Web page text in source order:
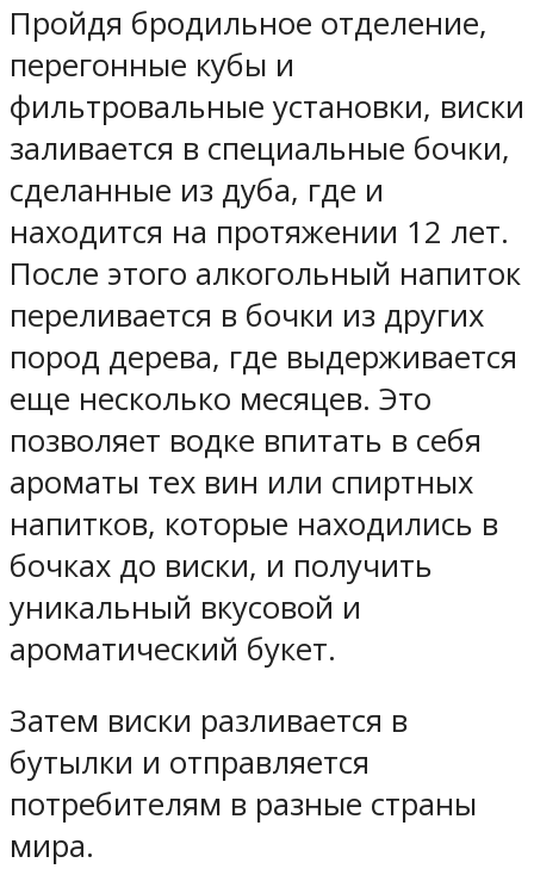
Пройдя бродильное отделение,
перегонные кубы и
фильтровальные установки, виски
заливается в специальные бочки,
сделанные из дуба, где и
находится на протяжении 12 лет.
После этого алкогольный напиток
переливается в бочки из других
пород дерева, где выдерживается
еще несколько месяцев. Это
позволяет водке впитать в себя
ароматы тех вин или спиртных
напитков, которые находились в
бочках до виски, и получить
уникальный вкусовой и
ароматический букет.
Затем виски разливается в
бутылки и отправляется
потребителям в разные страны
мира.